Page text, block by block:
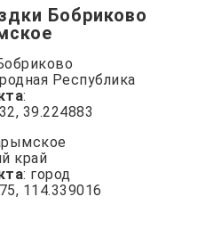
Бобриково
Республика
:
39.224883
край
: город
114.339016